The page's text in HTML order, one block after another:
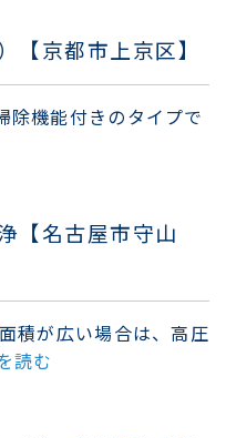
【京都市上京区】
除機能付きのタイプで
【名古屋市守山
積が広い場合は、高圧
読む